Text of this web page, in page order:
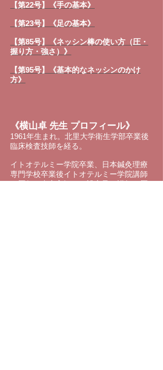
【第22号】《手の基本》
【第23号】《足の基本》
【第85号】《ネッシン棒の使い方（圧・
握り方・強さ）》
【第95号】《基本的なネッシンのかけ
方》
《横山卓 先生 プロフィール》
1961年生まれ。北里大学衛生学部卒業後
臨床検査技師を経る。
イトオテルミー学院卒業、日本鍼灸理療
専門学校卒業後イトオテルミー学院講師
を歴任、東京入江ＦＴ設立及び講師を歴